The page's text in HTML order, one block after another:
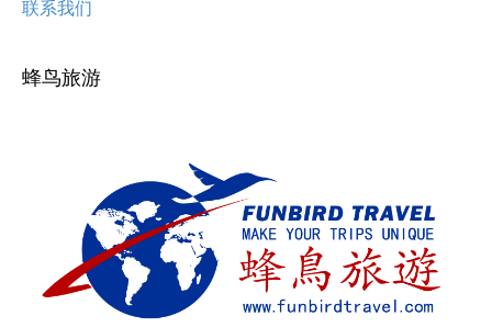
联系我们
蜂鸟旅游